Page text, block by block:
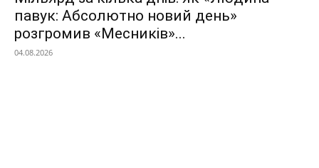
павук: Абсолютно новий день»
розгромив «Месників»...
04.08.2026